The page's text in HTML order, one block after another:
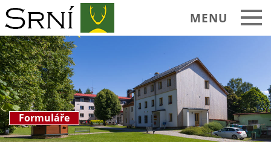
MENU
Formuláře